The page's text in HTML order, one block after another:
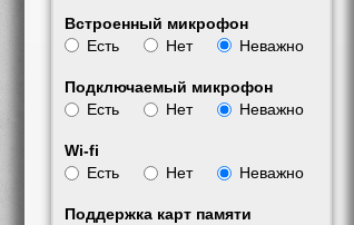
Встроенный микрофон
Есть
Нет Неважно
Подключаемый микрофон
Есть
Нет Неважно
Wi-fi
Есть
Нет Неважно
Поддержка карт памяти